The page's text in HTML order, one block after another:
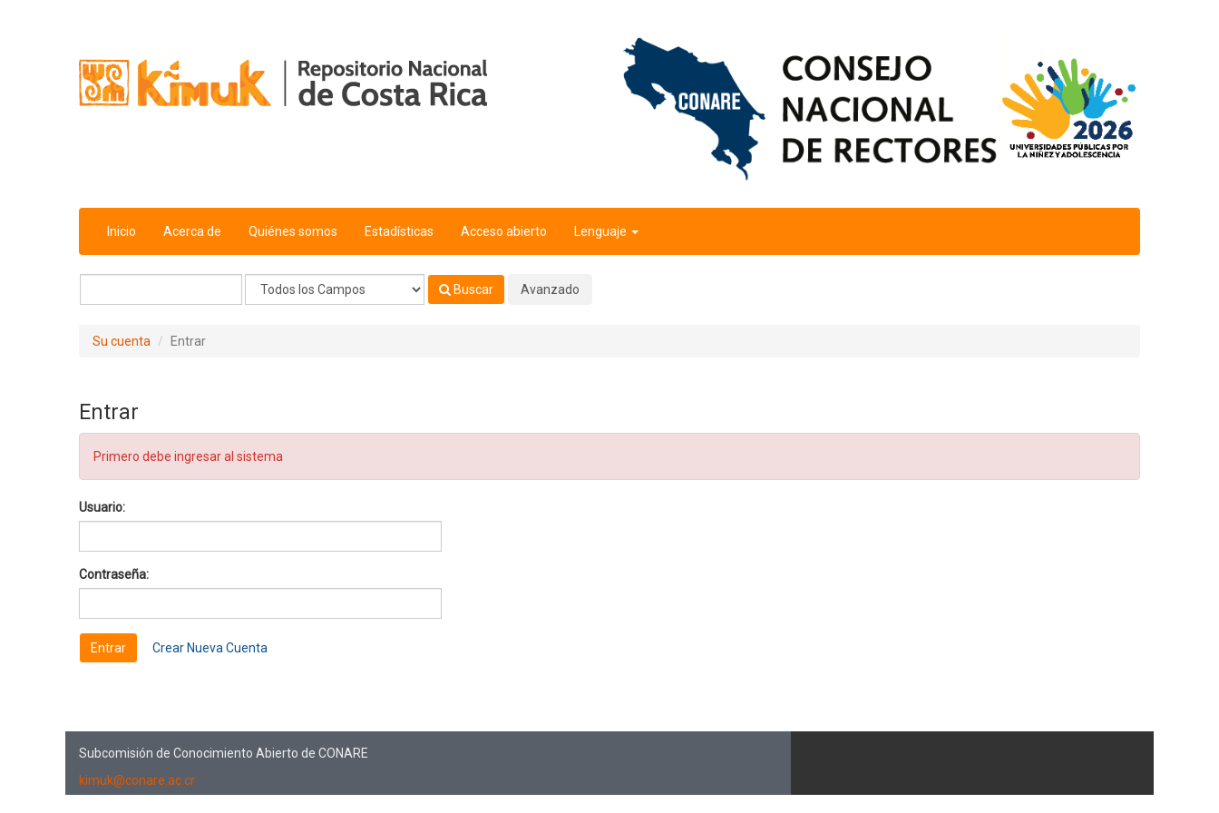
Inicio Acerca de Quiénes somos Estadísticas Acceso abierto Lenguaje
Buscar Avanzado
Su cuenta Entrar
Entrar
Primero debe ingresar al sistema
Usuario:
Contraseña:
Crear Nueva Cuenta
Subcomisión de Conocimiento Abierto de CONARE
kimuk@conare.ac.cr